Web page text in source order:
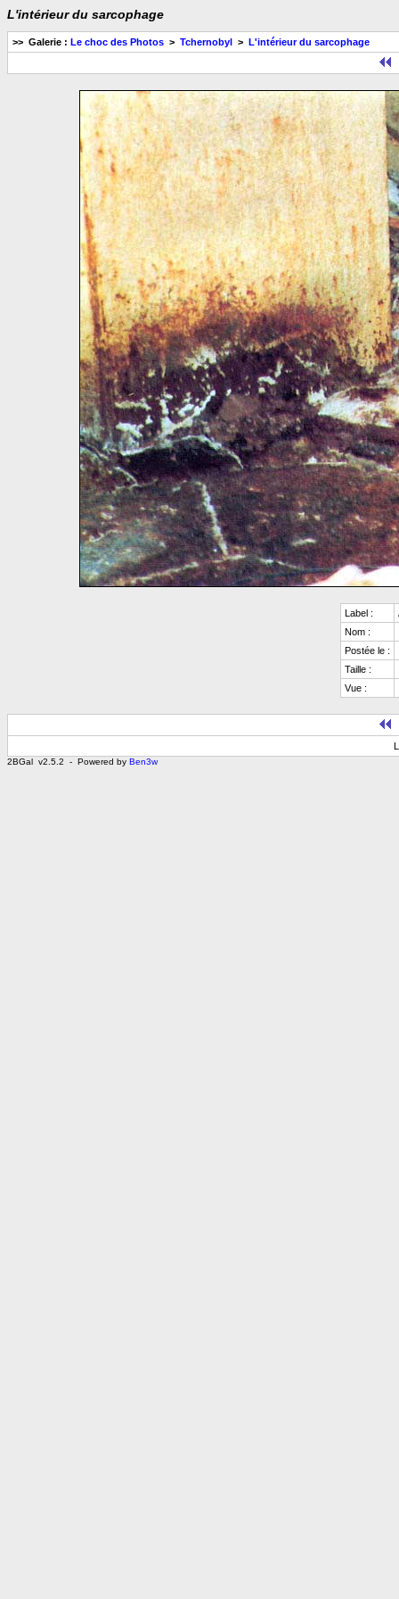
L'intérieur du sarcophage
>> Galerie : Le choc des Photos > Tchernobyl > L'intérieur du sarcophage
Label :
Nom :
Postée le :
Taille :
Vue :
2BGal v2.5.2 - Powered by Ben3w